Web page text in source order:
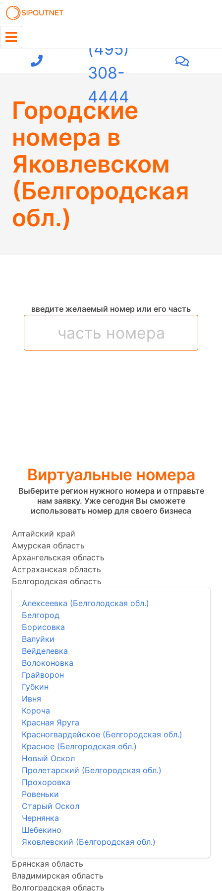
(495)
308-
4444
Городские
номера в
Яковлевском
(Белгородская
обл.)
введите желаемый номер или его часть
Виртуальные номера
Выберите регион нужного номера и отправьте
нам заявку. Уже сегодня Вы сможете
использовать номер для своего бизнеса
Алтайский край
Амурская область
Архангельская область
Астраханская область
Белгородская область
Алексеевка (Белголодская обл.)
Белгород
Борисовка
Валуйки
Вейделевка
Волоконовка
Грайворон
Губкин
Ивня
Короча
Красная Яруга
Красногвардейское (Белгородская обл.)
Красное (Белгородская обл.)
Новый Оскол
Пролетарский (Белгородская обл.)
Прохоровка
Ровеньки
Старый Оскол
Чернянка
Шебекино
Яковлевский (Белгородская обл.)
Брянская область
Владимирская область
Волгоградская область